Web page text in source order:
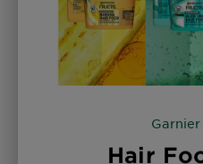
Hair